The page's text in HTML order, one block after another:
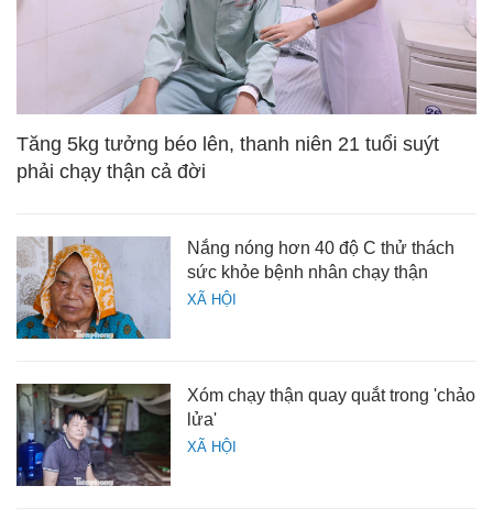
Tăng 5kg tưởng béo lên, thanh niên 21 tuổi suýt
phải chạy thận cả đời
XÃ HỘI
Nắng nóng hơn 40 độ C thử thách
sức khỏe bệnh nhân chạy thận
XÃ HỘI
Xóm chạy thận quay quắt trong 'chảo
lửa'